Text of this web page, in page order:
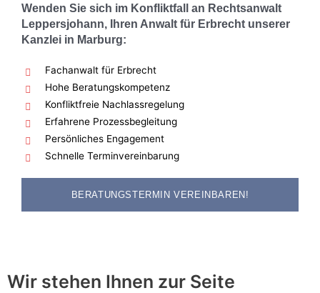
Wenden Sie sich im Konfliktfall an Rechtsanwalt
Leppersjohann, Ihren Anwalt für Erbrecht unserer
Kanzlei in Marburg:
Fachanwalt für Erbrecht
Hohe Beratungskompetenz
Konfliktfreie Nachlassregelung
Erfahrene Prozessbegleitung
Persönliches Engagement
Schnelle Terminvereinbarung
BERATUNGSTERMIN VEREINBAREN!
Wir stehen Ihnen zur Seite